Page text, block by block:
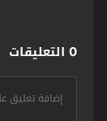
0 التعليقات